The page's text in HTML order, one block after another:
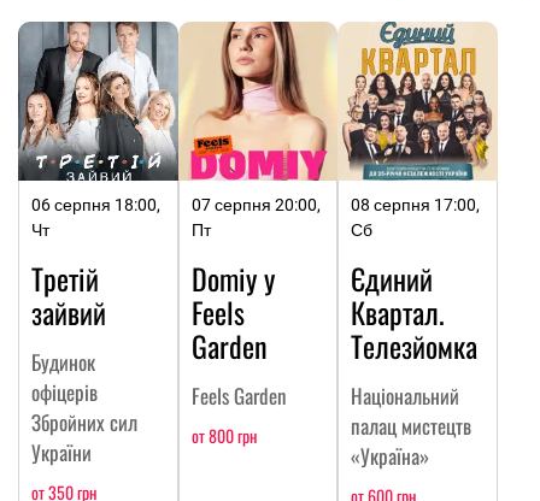
06 серпня 18:00,
Чт
Третій
зайвий
Будинок
офіцерів
Збройних сил
України
от 350 грн
07 серпня 20:00,
Пт
Domiy у
Feels
Garden
Feels Garden
от 800 грн
08 серпня 17:00,
Сб
Єдиний
Квартал.
Телезйомка
Національний
палац мистецтв
«Україна»
от 600 грн